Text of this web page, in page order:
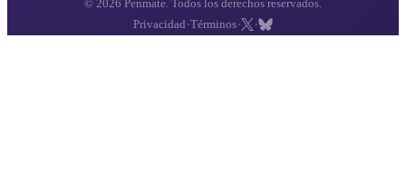
© 2026 Penmate. Todos los derechos reservados.
Privacidad ·Términos· ·